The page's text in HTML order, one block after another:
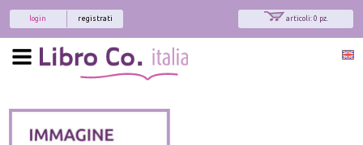
articoli: 0 pz.
registrati
login